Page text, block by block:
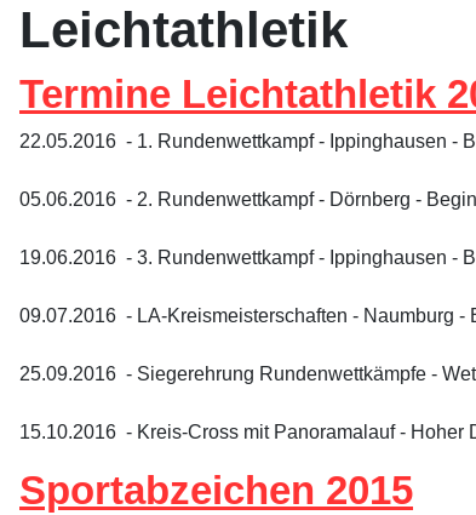
Leichtathletik
Termine Leichtathletik
22.05.2016 - 1. Rundenwettkampf - Ippinghausen -
05.06.2016 - 2. Rundenwettkampf - Dörnberg -
19.06.2016 - 3. Rundenwettkampf - Ippinghausen -
09.07.2016 - LA-Kreismeisterschaften - Naumburg -
25.09.2016 - Siegerehrung Rundenwettkämpfe -
15.10.2016 - Kreis-Cross mit Panoramalauf - Hoher
Sportabzeichen 2015